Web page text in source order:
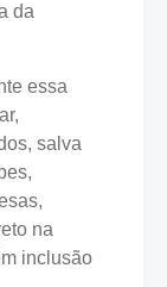
da
essa
salva
na
inclusão